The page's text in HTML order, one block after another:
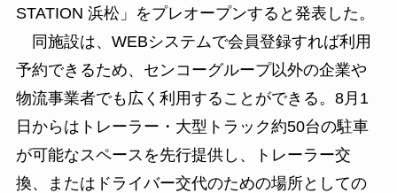
STATION 浜松」をプレオープンすると発表した。
同施設は、WEBシステムで会員登録すれば利用
予約できるため、センコーグループ以外の企業や
物流事業者でも広く利用することができる。8月1
日からはトレーラー・大型トラック約50台の駐車
が可能なスペースを先行提供し、トレーラー交
換、またはドライバー交代のための場所としての